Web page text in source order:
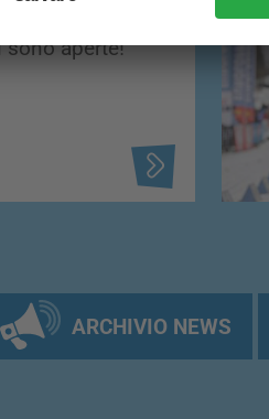
aperte!
ARCHIVIO NEWS